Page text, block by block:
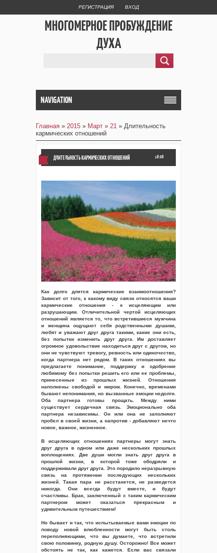
РЕГИСТРАЦИЯ ВХОД
МНОГОМЕРНОЕ ПРОБУЖДЕНИЕ
ДУХА
NAVIGATION
Главная » 2015 » Март » 21 » Длительность
кармических отношений
18:08
ДЛИТЕЛЬНОСТЬ КАРМИЧЕСКИХ ОТНОШЕНИЙ
Как долго длятся кармические взаимоотношения?
Зависит от того, к какому виду связи относятся ваши
кармические отношения - к исцеляющим или
разрушающим. Отличительной чертой исцеляющих
отношений является то, что встретившиеся мужчина
и женщина ощущают себя родственными душами,
любят и уважают друг друга такими, какие они есть,
без попытки изменить друг друга. Им доставляет
огромное удовольствие находиться друг с другом, но
они не чувствуют тревогу, ревность или одиночество,
когда партнера нет рядом. В таких отношениях вы
предлагаете понимание, поддержку и одобрение
любимому без попытки решить его или ее проблемы,
принесенные из прошлых жизней. Отношения
наполнены свободой и миром. Конечно, временами
бывают непонимания, но вызванные эмоции недолги.
Оба партнера готовы прощать. Между ними
существует сердечная связь. Эмоционально оба
партнера независимы. Он или она не заполняют
пробел в своей жизни, а напротив - добавляют нечто
новое, важное, жизненное.
В исцеляющих отношениях партнеры могут знать
друг друга в одном или даже нескольких прошлых
воплощениях. Две души могли знать друг друга в
прошлой жизни, в которой тоже ободряли и
поддерживали друг друга. Это породило неразрывную
связь на протяжении последующих нескольких
жизней. Такая пара не расстанется, не разведется
никогда. Они всегда будут вместе, и будут
счастливы. Брак, заключенный с таким кармическим
партнером может оказаться прекрасным и
удивительным путешествием!
Но бывает и так, что испытываемые вами эмоции по
поводу новой влюбленности могут быть столь
переполняющими, что вы думаете, что встретили
свою половинку, родную душу. Осторожно! Все может
обстоять не так, как кажется. Если вас связали